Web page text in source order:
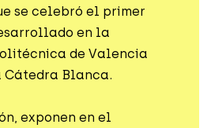
se celebró el primer
en la
de Valencia
Cátedra Blanca.
exponen en el